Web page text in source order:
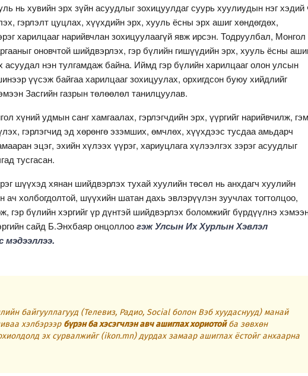
нь хувийн эрх зүйн асуудлыг зохицуулдаг суурь хуулиудын нэг хэдий
гэрлэлт цуцлах, хүүхдийн эрх, хууль ёсны эрх ашиг хөндөгдөх,
харилцааг нарийвчлан зохицуулаагүй явж ирсэн. Тодруулбал, Монгол
оновчтой шийдвэрлэх, гэр бүлийн гишүүдийн эрх, хууль ёсны
асуудал нэн тулгамдаж байна. Иймд гэр бүлийн харилцааг олон улсын
үүсэж байгаа харилцааг зохицуулах, орхигдсон буюу хийдлийг
Засгийн газрын төлөөлөл танилцуулав.
хүний удмын санг хамгаалах, гэрлэгчдийн эрх, үүргийг нарийвчилж, гэм
гэрлэгчид эд хөрөнгө эзэмших, өмчлөх, хүүхдээс тусдаа амьдарч
эцэг, эхийн хүлээх үүрэг, хариуцлага хүлээлгэх зэрэг асуудлыг
тусгасан.
шүүхэд хянан шийдвэрлэх тухай хуулийн төсөл нь анхдагч хуулийн
ач холбогдолтой, шүүхийн шатан дахь эвлэрүүлэн зуучлах тогтолцоо,
гэр бүлийн хэргийг үр дүнтэй шийдвэрлэх боломжийг бүрдүүлнэ
сайд Б.Энхбаяр онцоллоогэж Улсын Их Хурлын Хэвлэл
мэдээллээ.
байгууллагууд (Телевиз, Радио, Social болон Вэб хуудаснууд) манай
хэлбэрээр бүрэн ба хэсэгчлэн авч ашиглах хориотойба зөвхөн
эх сурвалжийг (ikon.mn) дурдах замаар ашиглах ёстойг анхаарна